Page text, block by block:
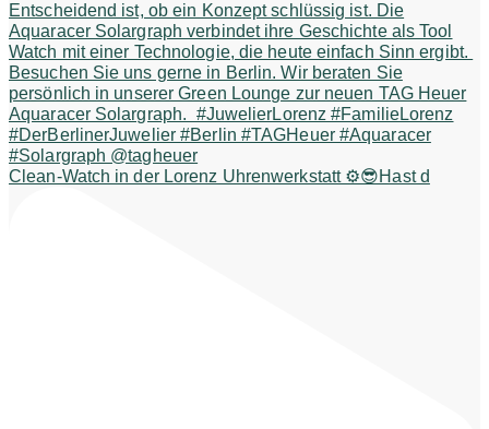
Clean-Watch in der Lorenz Uhrenwerkstatt ⚙️😎Hast d